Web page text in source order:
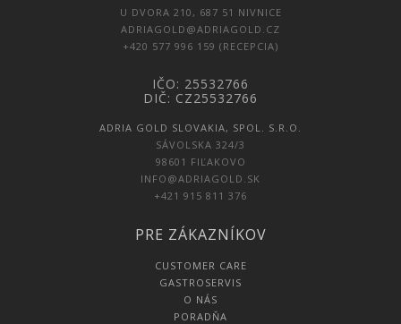
U DVORA 210, 687 51 NIVNICE
ADRIAGOLD@ADRIAGOLD.CZ
+420 577 996 159 (RECEPCIA)
IČO: 25532766
DIČ: CZ25532766
ADRIA GOLD SLOVAKIA, SPOL. S.R.O.
SÁVOLSKA 324/3
98601 FIĽAKOVO
INFO@ADRIAGOLD.SK
+421 915 811 376
PRE ZÁKAZNÍKOV
CUSTOMER CARE
GASTROSERVIS
O NÁS
PORADŇA